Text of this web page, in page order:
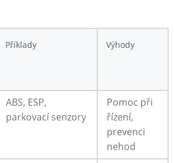
Příklady Výhody
ABS, ESP,
parkovací senzory
Pomoc při
řízení,
prevenci
nehod